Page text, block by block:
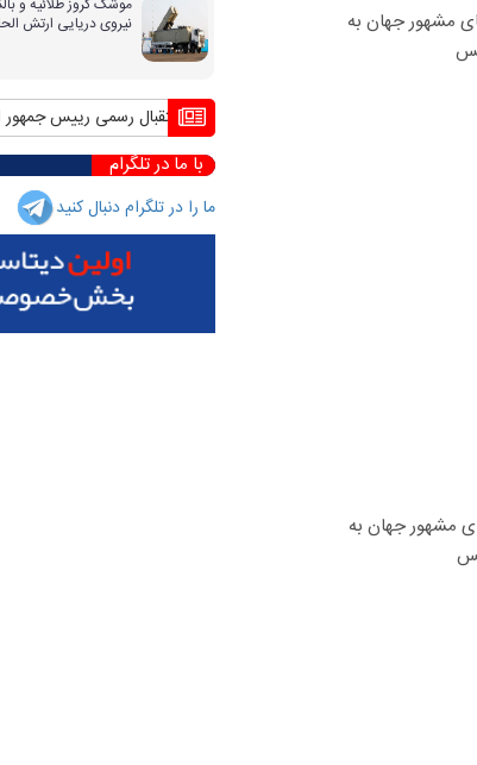
موشک کروز طلائیه و
نیروی دریایی ارتش
استقبال رسمی رییس جمهور از نخست
با ما در تلگرام
ما را در تلگرام دنبال کنید